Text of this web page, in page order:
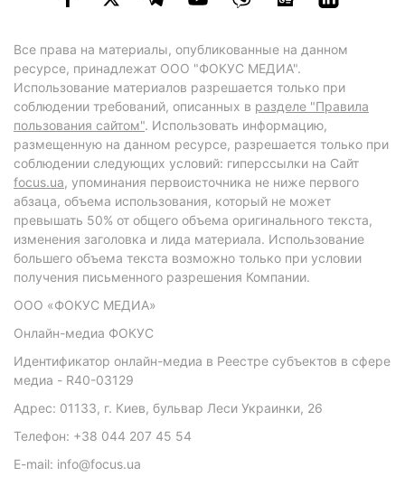
Все права на материалы, опубликованные на данном
ресурсе, принадлежат ООО "ФОКУС МЕДИА".
Использование материалов разрешается только при
соблюдении требований, описанных в разделе "Правила
пользования сайтом". Использовать информацию,
размещенную на данном ресурсе, разрешается только при
соблюдении следующих условий: гиперссылки на Сайт
focus.ua, упоминания первоисточника не ниже первого
абзаца, объема использования, который не может
превышать 50% от общего объема оригинального текста,
изменения заголовка и лида материала. Использование
большего объема текста возможно только при условии
получения письменного разрешения Компании.
ООО «ФОКУС МЕДИА»
Онлайн-медиа ФОКУС
Идентификатор онлайн-медиа в Реестре субъектов в сфере
медиа - R40-03129
Адрес: 01133, г. Киев, бульвар Леси Украинки, 26
Телефон: +38 044 207 45 54
E-mail: info@focus.ua